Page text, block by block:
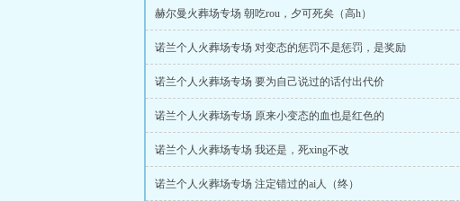
赫尔曼火葬场专场 朝吃rou，夕可死矣（高h）
诺兰个人火葬场专场 对变态的惩罚不是惩罚，是奖励
诺兰个人火葬场专场 要为自己说过的话付出代价
诺兰个人火葬场专场 原来小变态的血也是红色的
诺兰个人火葬场专场 我还是，死xing不改
诺兰个人火葬场专场 注定错过的ai人（终）